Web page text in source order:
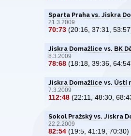
Sparta Praha vs. Jiskra
21.3.2009
70:73 (20:16, 37:31,
Jiskra Domažlice vs. BK
8.3.2009
78:68 (18:18, 39:36,
Jiskra Domažlice vs. Ústí
7.3.2009
112:48 (22:11, 48:30,
Sokol Pražský vs. Jiskra
22.2.2009
82:54 (19:5, 41:19, 70:30)